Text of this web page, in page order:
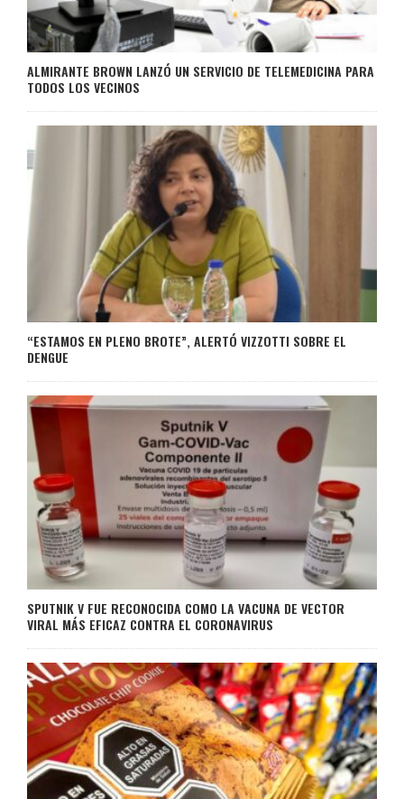
ALMIRANTE BROWN LANZÓ UN SERVICIO DE TELEMEDICINA PARA
TODOS LOS VECINOS
“ESTAMOS EN PLENO BROTE”, ALERTÓ VIZZOTTI SOBRE EL
DENGUE
SPUTNIK V FUE RECONOCIDA COMO LA VACUNA DE VECTOR
VIRAL MÁS EFICAZ CONTRA EL CORONAVIRUS